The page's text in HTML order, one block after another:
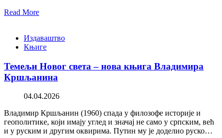
Read More
Издаваштво
Књиге
Темељи Новог света – нова књига Владимира
Кршљанина
04.04.2026
Владимир Кршљанин (1960) спада у филозофе историје и
геополитике, који имају углед и значај не само у српским, већ
и у руским и другим оквирима. Путин му је доделио руско…